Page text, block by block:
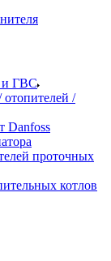
и ГВС
/
Danfoss
проточных
котлов